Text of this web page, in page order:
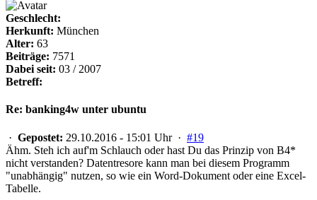
Geschlecht:
Herkunft: München
Alter: 63
Beiträge: 7571
Dabei seit: 03 / 2007
Betreff:
Re: banking4w unter ubuntu
· Gepostet: 29.10.2016 - 15:01 Uhr · #19
Ähm. Steh ich auf'm Schlauch oder hast Du das Prinzip von B4*
nicht verstanden? Datentresore kann man bei diesem Programm
"unabhängig" nutzen, so wie ein Word-Dokument oder eine Excel-
Tabelle.